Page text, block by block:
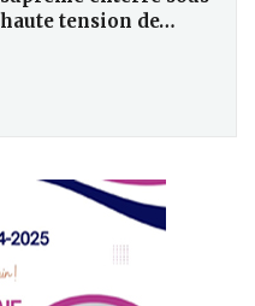
haute tension de…